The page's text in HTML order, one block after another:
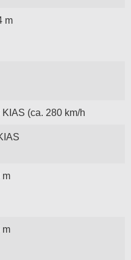
m
KIAS (ca. 280 km/h
m
m